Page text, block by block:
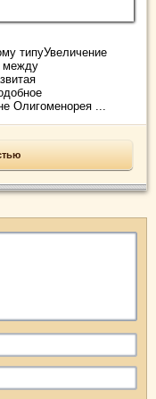
типуУвеличение
между
Олигоменорея ...